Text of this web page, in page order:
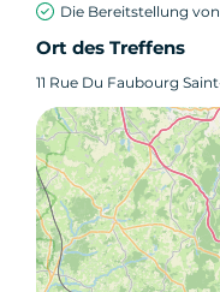
Die Bereitstellung
Ort des Treffens
11 Rue Du Faubourg